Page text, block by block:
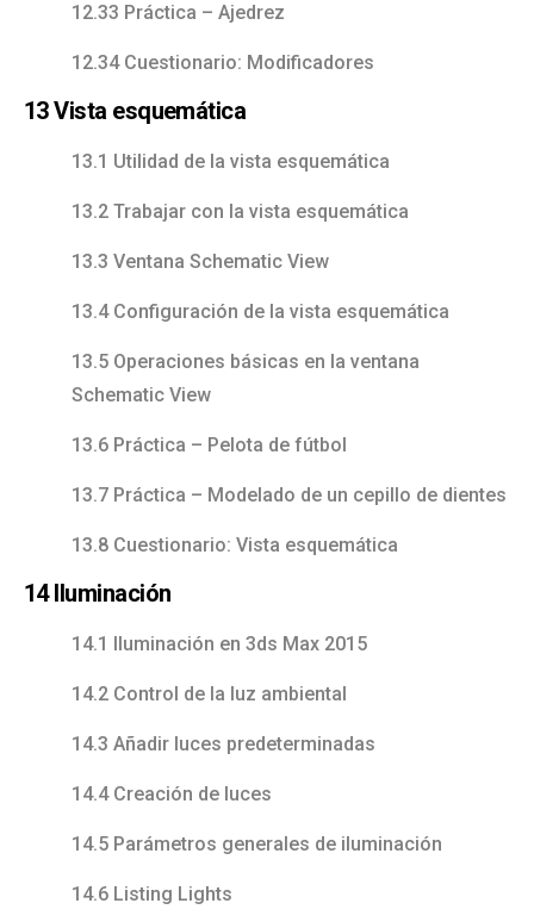
12.33 Práctica – Ajedrez
12.34 Cuestionario: Modificadores
13 Vista esquemática
13.1 Utilidad de la vista esquemática
13.2 Trabajar con la vista esquemática
13.3 Ventana Schematic View
13.4 Configuración de la vista esquemática
13.5 Operaciones básicas en la ventana
Schematic View
13.6 Práctica – Pelota de fútbol
13.7 Práctica – Modelado de un cepillo de dientes
13.8 Cuestionario: Vista esquemática
14 Iluminación
14.1 Iluminación en 3ds Max 2015
14.2 Control de la luz ambiental
14.3 Añadir luces predeterminadas
14.4 Creación de luces
14.5 Parámetros generales de iluminación
14.6 Listing Lights